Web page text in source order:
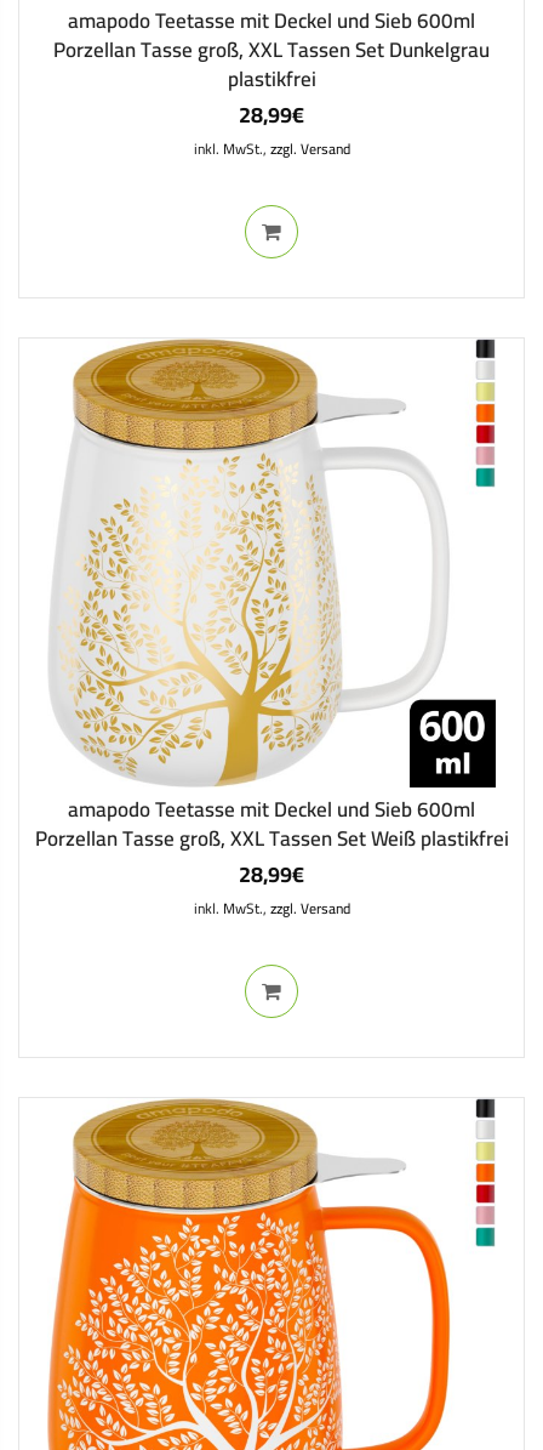
amapodo Teetasse mit Deckel und Sieb 600ml
Porzellan Tasse groß, XXL Tassen Set Dunkelgrau
plastikfrei
28,99€
inkl. MwSt.,zzgl. Versand
amapodo Teetasse mit Deckel und Sieb 600ml
Porzellan Tasse groß, XXL Tassen Set Weiß plastikfrei
28,99€
inkl. MwSt.,zzgl. Versand